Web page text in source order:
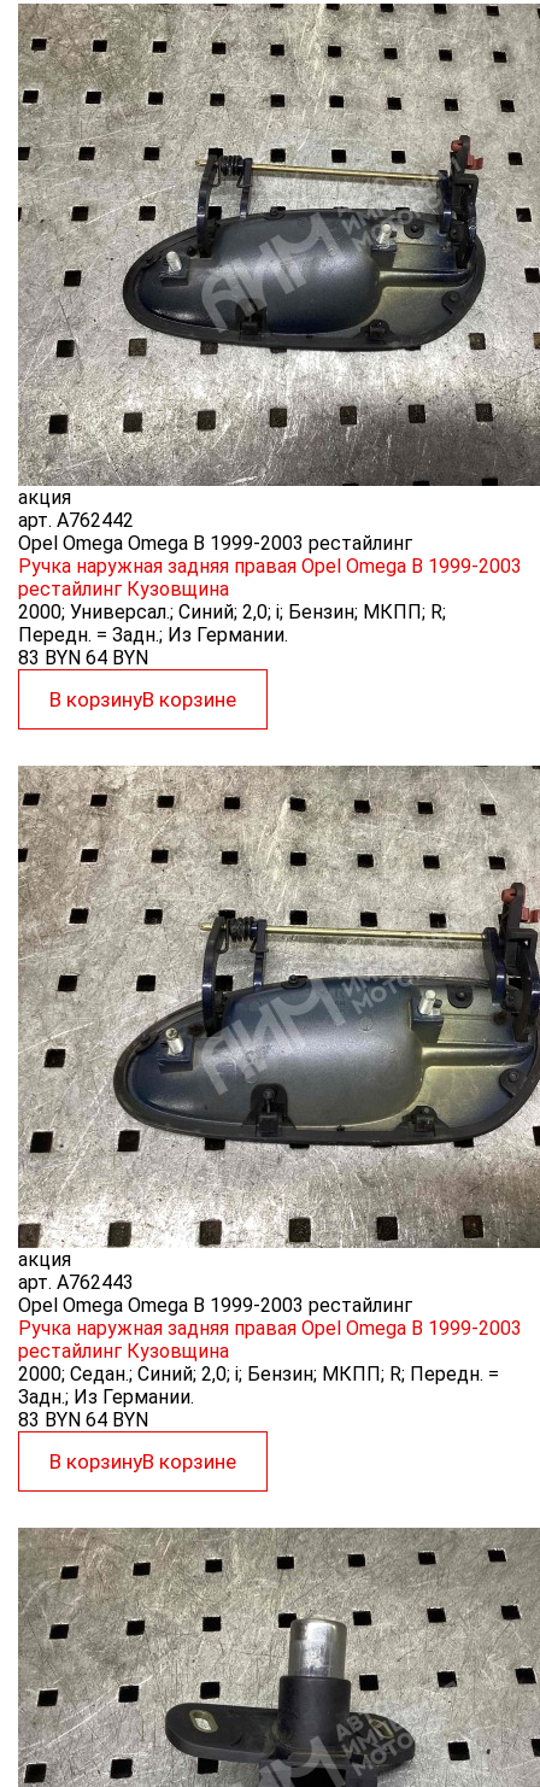
акция
арт. A762442
Opel Omega Omega B 1999-2003 рестайлинг
Ручка наружная задняя правая Opel Omega B 1999-2003
рестайлинг Кузовщина
2000; Универсал.; Синий; 2,0; i; Бензин; МКПП; R;
Передн. = Задн.; Из Германии.
83 BYN 64 BYN
В корзинуВ корзине
акция
арт. A762443
Opel Omega Omega B 1999-2003 рестайлинг
Ручка наружная задняя правая Opel Omega B 1999-2003
рестайлинг Кузовщина
2000; Седан.; Синий; 2,0; i; Бензин; МКПП; R; Передн. =
Задн.; Из Германии.
83 BYN 64 BYN
В корзинуВ корзине